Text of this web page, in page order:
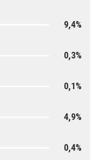
9,4%
0,3%
0,1%
4,9%
0,4%